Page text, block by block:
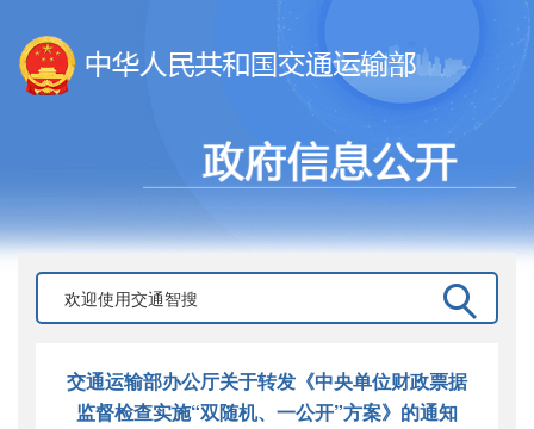
交通运输部办公厅关于转发《中央单位财政票据
监督检查实施“双随机、一公开”方案》的通知